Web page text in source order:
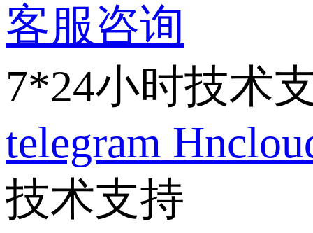
客服咨询
7*24小时技术
telegram
技术支持